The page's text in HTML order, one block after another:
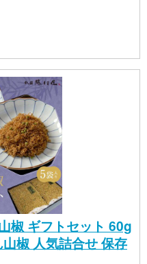
椒 ギフトセット 60g
椒 人気詰合せ 保存